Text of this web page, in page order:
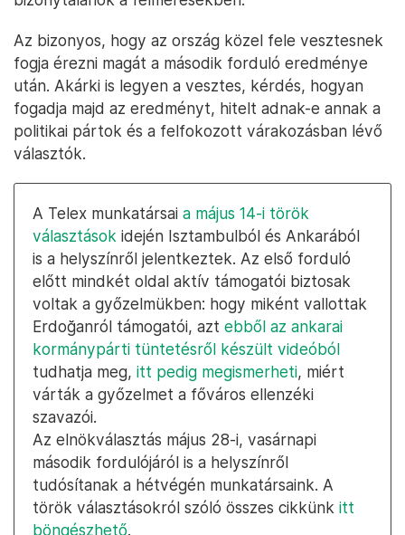
A második forduló előtt készült felmérések
átlaga alapján Erdoğan 51,7, Kılıçdaroğlu
48,3 százalékon áll
az Euronews összesítésében. Az Erdoğan előnyét
mutató közvélemény-kutatások között több olyan
van, amelyik akár sok százalékpontos előnyt
valószínűsít, az ellenzéki jelölt győzelmét
szűkebben mutatják a neki kedvező pollok. Azt is
hozzátették, hogy még bőven voltak megszólítható
bizonytalanok a felmérésekben.
Az bizonyos, hogy az ország közel fele vesztesnek
fogja érezni magát a második forduló eredménye
után. Akárki is legyen a vesztes, kérdés, hogyan
fogadja majd az eredményt, hitelt adnak-e annak a
politikai pártok és a felfokozott várakozásban lévő
választók.
A Telex munkatársai a május 14-i török
választásokidején Isztambulból és Ankarából
is a helyszínről jelentkeztek. Az első forduló